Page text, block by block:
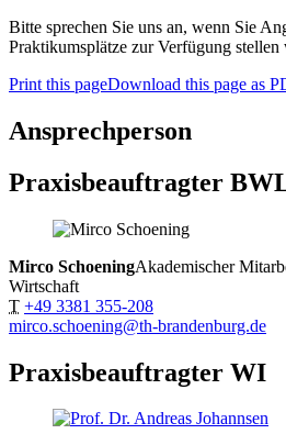
Bitte sprechen Sie uns an, wenn Sie
Praktikumsplätze zur Verfügung stellen
Print this pageDownload this page as
Ansprechperson
Praxisbeauftragter
Mirco SchoeningAkademischer
Wirtschaft
T +49 3381 355-208
mirco.schoening@th-brandenburg.de
Praxisbeauftragter WI